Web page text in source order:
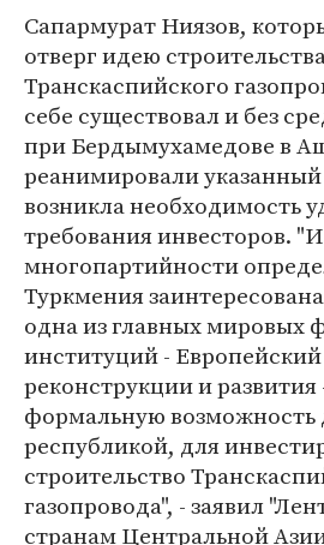
Сапармурат Ниязов,
отверг идею
Транскаспийского
себе существовал и без
при Бердымухамедове в
реанимировали указанный
возникла необходимость
требования инвесторов.
многопартийности
Туркмения
одна из главных мировых
институций -
реконструкции и
формальную возможность
республикой, для
строительство
газопровода", - заявил
странам Центральной